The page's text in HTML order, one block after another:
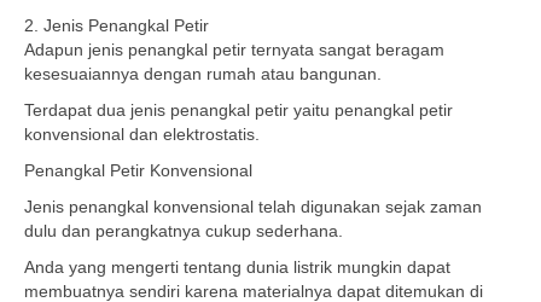
2. Jenis Penangkal Petir
Adapun jenis penangkal petir ternyata sangat beragam
kesesuaiannya dengan rumah atau bangunan.
Terdapat dua jenis penangkal petir yaitu penangkal petir
konvensional dan elektrostatis.
Penangkal Petir Konvensional
Jenis penangkal konvensional telah digunakan sejak zaman
dulu dan perangkatnya cukup sederhana.
Anda yang mengerti tentang dunia listrik mungkin dapat
membuatnya sendiri karena materialnya dapat ditemukan di